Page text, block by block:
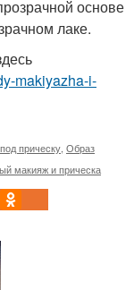
основе
лаке.
makiyazha-i-
прическу Образ
макияж и прическа